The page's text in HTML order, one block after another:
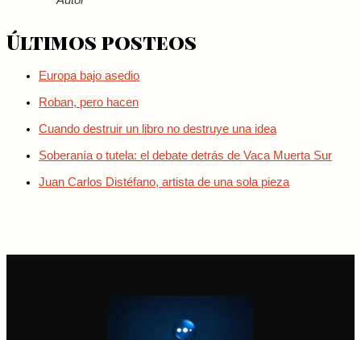
Últimos posteos
Europa bajo asedio
Roban, pero hacen
Cuando destruir un libro no destruye una idea
Soberanía o tutela: el debate detrás de Vaca Muerta Sur
Juan Carlos Distéfano, artista de una sola pieza